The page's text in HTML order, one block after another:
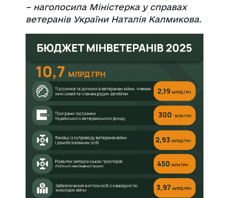
– наголосила Міністерка у справах
ветеранів України Наталія Калмикова.